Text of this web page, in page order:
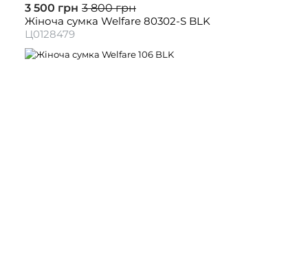
3 500 грн 3 800 грн
Жіноча сумка Welfare 80302-S BLK
Ц0128479